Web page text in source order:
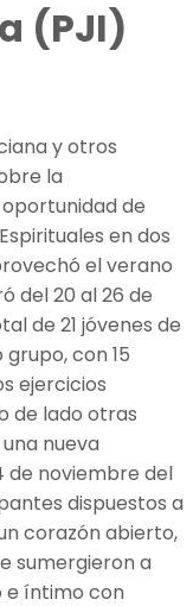
(PJI)
y otros
la
de
en dos
el verano
del 20 al 26 de
de 21 jóvenes de
con 15
ejercicios
de lado otras
nueva
de noviembre del
dispuestos a
corazón abierto,
sumergieron a
e íntimo con